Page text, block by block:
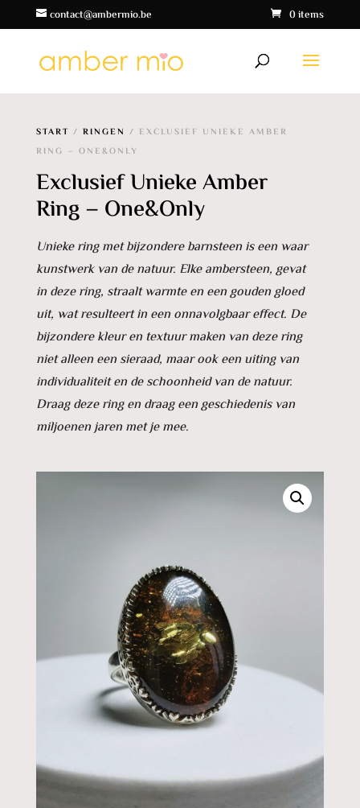
contact@ambermio.be 0 items
START / RINGEN / EXCLUSIEF UNIEKE AMBER
RING – ONE&ONLY
Exclusief Unieke Amber
Ring – One&Only
Unieke ring met bijzondere barnsteen is een waar
kunstwerk van de natuur. Elke ambersteen, gevat
in deze ring, straalt warmte en een gouden gloed
uit, wat resulteert in een onnavolgbaar effect. De
bijzondere kleur en textuur maken van deze ring
niet alleen een sieraad, maar ook een uiting van
individualiteit en de schoonheid van de natuur.
Draag deze ring en draag een geschiedenis van
miljoenen jaren met je mee.